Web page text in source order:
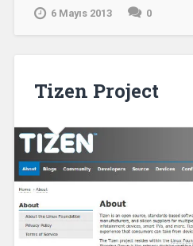
Ne?”
6 Mayıs 2013 0
Tizen Project